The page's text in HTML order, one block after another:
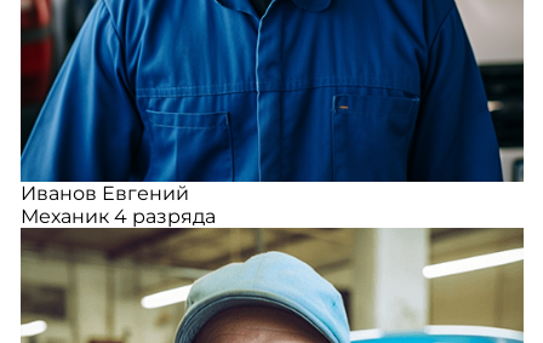
Иванов Евгений
Механик 4 разряда